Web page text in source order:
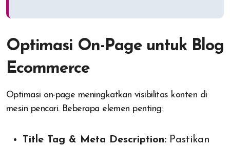
Optimasi On-Page untuk Blog
Ecommerce
Optimasi on-page meningkatkan visibilitas konten di
mesin pencari. Beberapa elemen penting:
Title Tag & Meta Description: Pastikan